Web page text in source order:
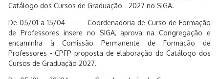
Catálogo dos Cursos de Graduação - 2027 no SIGA.
De 05/01 a 15/04 — Coordenadoria de Curso de Formação
de Professores insere no SIGA, aprova na Congregação e
encaminha à Comissão Permanente de Formação de
Professores - CPFP proposta de elaboração do Catálogo dos
Cursos de Graduação 2027.